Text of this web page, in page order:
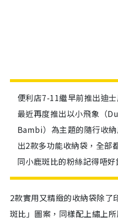
便利店7-11繼早前推出迪
最近再度推出以小飛象（
Bambi）為主題的隨行收
出2款多功能收納袋，全部
同小鹿斑比的粉絲記得唔好
2款實用又精緻的收納袋除了
斑比」圖案，同樣配上繡上